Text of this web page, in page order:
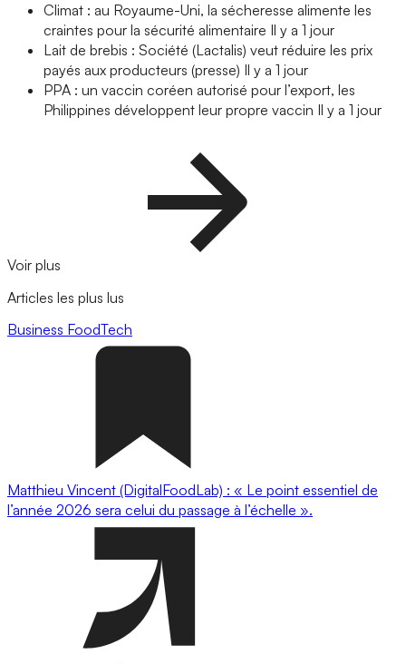
Climat : au Royaume-Uni, la sécheresse alimente les
craintes pour la sécurité alimentaire Il y a 1 jour
Lait de brebis : Société (Lactalis) veut réduire les prix
payés aux producteurs (presse) Il y a 1 jour
PPA : un vaccin coréen autorisé pour l’export, les
Philippines développent leur propre vaccin Il y a 1 jour
Voir plus
Articles les plus lus
Business FoodTech
Matthieu Vincent (DigitalFoodLab) : « Le point essentiel de
l’année 2026 sera celui du passage à l’échelle ».